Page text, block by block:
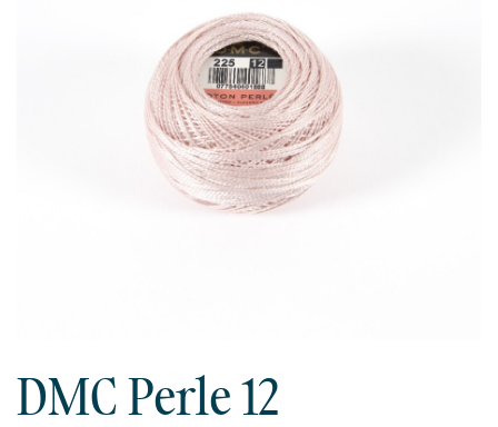
DMC Perle 12